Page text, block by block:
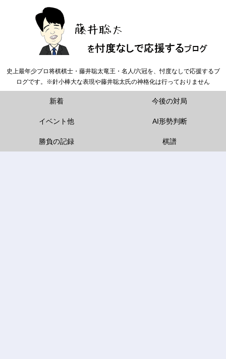
史上最年少プロ将棋棋士・藤井聡太竜王・名人/六冠を、忖度なしで応援するブ
ログです。※針小棒大な表現や藤井聡太氏の神格化は行っておりません
新着 今後の対局
イベント他 AI形勢判断
勝負の記録 棋譜